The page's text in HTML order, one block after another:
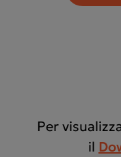
Per
il